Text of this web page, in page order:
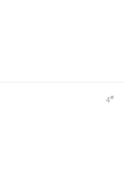
4#